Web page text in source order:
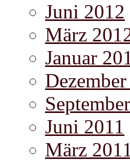
Juni 2012
März
Januar
Juni 2011
März 2011